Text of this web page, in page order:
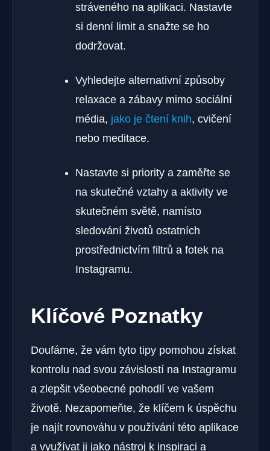
stráveného na aplikaci. Nastavte
si denní limit a snažte se ho
dodržovat.
Vyhledejte alternativní způsoby
relaxace a zábavy mimo sociální
média, jako je čtení knih, cvičení
nebo meditace.
Nastavte si priority a zaměřte se
na skutečné vztahy a aktivity ve
skutečném světě, namísto
sledování životů ostatních
prostřednictvím filtrů a fotek na
Instagramu.
Klíčové Poznatky
Doufáme, že vám tyto tipy pomohou získat
kontrolu nad svou závislostí na Instagramu
a zlepšit všeobecné pohodlí ve vašem
životě. Nezapomeňte, že klíčem k úspěchu
je najít rovnováhu v používání této aplikace
a využívat ji jako nástroj k inspiraci a